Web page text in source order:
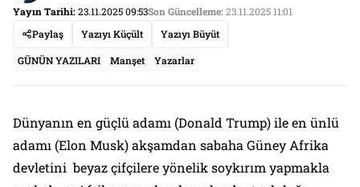
Yayın Tarihi:23.11.2025 09:53Son Güncelleme:23.11.2025 11:01
Paylaş
Yazıyı Küçült Yazıyı Büyüt
GÜNÜN YAZILARI Manşet Yazarlar
Dünyanın en güçlü adamı (Donald Trump) ile en ünlü
adamı (Elon Musk) akşamdan sabaha Güney Afrika
devletini beyaz çifçilere yönelik soykırım yapmakla